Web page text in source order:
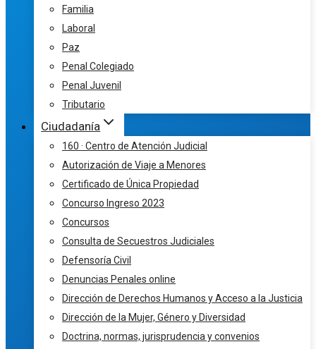
Familia
Laboral
Paz
Penal Colegiado
Penal Juvenil
Tributario
Ciudadanía
160 · Centro de Atención Judicial
Autorización de Viaje a Menores
Certificado de Única Propiedad
Concurso Ingreso 2023
Concursos
Consulta de Secuestros Judiciales
Defensoría Civil
Denuncias Penales online
Dirección de Derechos Humanos y Acceso a la Justicia
Dirección de la Mujer, Género y Diversidad
Doctrina, normas, jurisprudencia y convenios